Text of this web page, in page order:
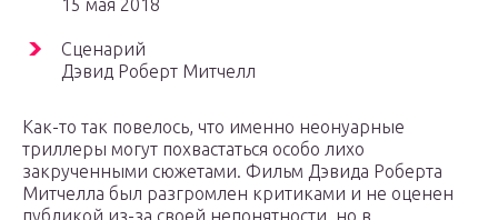
15 мая 2018
Сценарий
Дэвид Роберт Митчелл
Как-то так повелось, что именно неонуарные
триллеры могут похвастаться особо лихо
закрученными сюжетами. Фильм Дэвида Роберта
Митчелла был разгромлен критиками и не оценен
публикой из-за своей непонятности, но в